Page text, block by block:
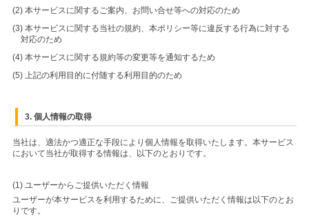
(2) 本サービスに関するご案内、お問い合せ等への対応のため
(3) 本サービスに関する当社の規約、本ポリシー等に違反する行為に対する
対応のため
(4) 本サービスに関する規約等の変更等を通知するため
(5) 上記の利用目的に付随する利用目的のため
3. 個人情報の取得
当社は、適法かつ適正な手段により個人情報を取得いたします。本サービス
において当社が取得する情報は、以下のとおりです。
(1) ユーザーからご提供いただく情報
ユーザーが本サービスを利用するために、ご提供いただく情報は以下のとお
りです。